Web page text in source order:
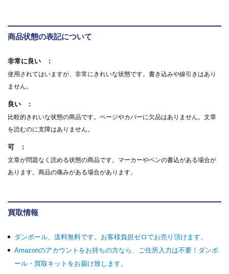
商品状態の表記について
非常に良い
使用されてはいますが、非常にきれいな状態です。書き込みや線引きはあり
ません。
良い
比較的きれいな状態の商品です。ページやカバーに欠品はありません。文章
を読むのに支障はありません。
可
文章が問題なく読める状態の商品です。マーカーやペンの書込がある場合が
あります。商品の痛みがある場合があります。
買取情報
ダンボール、送料無料です。お客様負担ゼロでお売り頂けます。
Amazonのアカウントをお持ちの方なら、ご住所入力は不要！ダンボ
ール・買取キットをお届け致します。